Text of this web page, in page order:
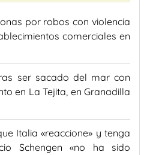
por robos con violencia
comerciales en
ser sacado del mar con
en La Tejita, en Granadilla
Italia «reaccione» y tenga
Schengen «no ha sido